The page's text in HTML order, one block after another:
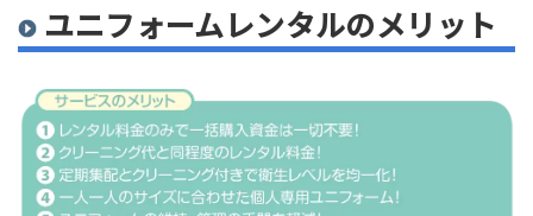
ユニフォームレンタルのメリット